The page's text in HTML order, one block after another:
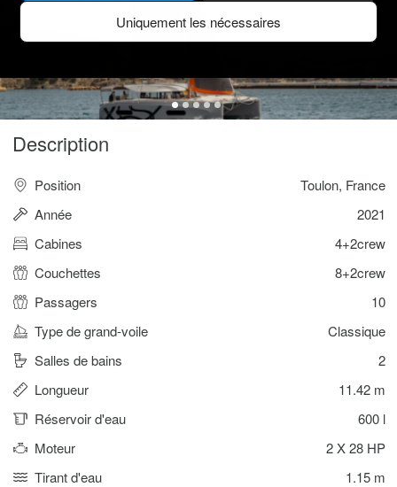
Description
Position
Toulon, France
Année
2021
Cabines
4+2crew
Couchettes
8+2crew
Passagers
10
Type de grand-voile
Classique
Salles de bains
2
Longueur
11.42 m
Réservoir d'eau
600 l
Moteur
2 X 28 HP
Tirant d'eau
1.15 m
Uniquement les nécessaires